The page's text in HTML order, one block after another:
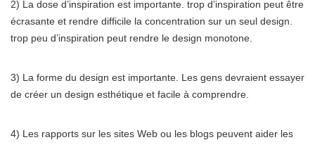
2) La dose d’inspiration est importante. trop d’inspiration peut être
écrasante et rendre difficile la concentration sur un seul design.
trop peu d’inspiration peut rendre le design monotone.
3) La forme du design est importante. Les gens devraient essayer
de créer un design esthétique et facile à comprendre.
4) Les rapports sur les sites Web ou les blogs peuvent aider les